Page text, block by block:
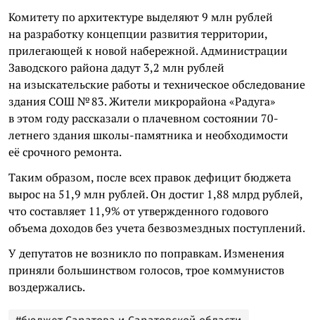
Комитету по архитектуре выделяют 9 млн рублей
на разработку концепции развития территории,
прилегающей к новой набережной. Администрации
Заводского района дадут 3,2 млн рублей
на изыскательские работы и техническое обследование
здания СОШ № 83. Жители микрорайона «Радуга»
в этом году рассказали о плачевном состоянии 70-
летнего здания школы-памятника и необходимости
её срочного ремонта.
Таким образом, после всех правок дефицит бюджета
вырос на 51,9 млн рублей. Он достиг 1,88 млрд рублей,
что составляет 11,9% от утвержденного годового
объема доходов без учета безвозмездных поступлений.
У депутатов не возникло по поправкам. Изменения
приняли большинством голосов, трое коммунистов
воздержались.